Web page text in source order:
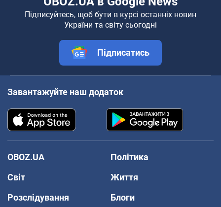
Підписуйтесь, щоб бути в курсі останніх новин
України та світу сьогодні
Підписатись
Завантажуйте наш додаток
OBOZ.UA
Політика
Світ
Життя
Розслідування
Блоги